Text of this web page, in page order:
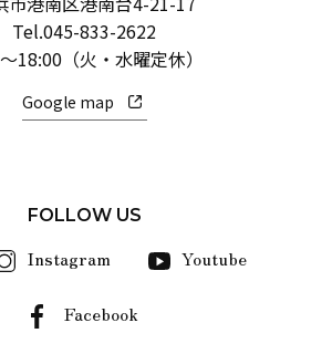
Tel.045-833-2622
18:00（火・水曜定休）
Google map
FOLLOW US
Instagram Youtube
Facebook